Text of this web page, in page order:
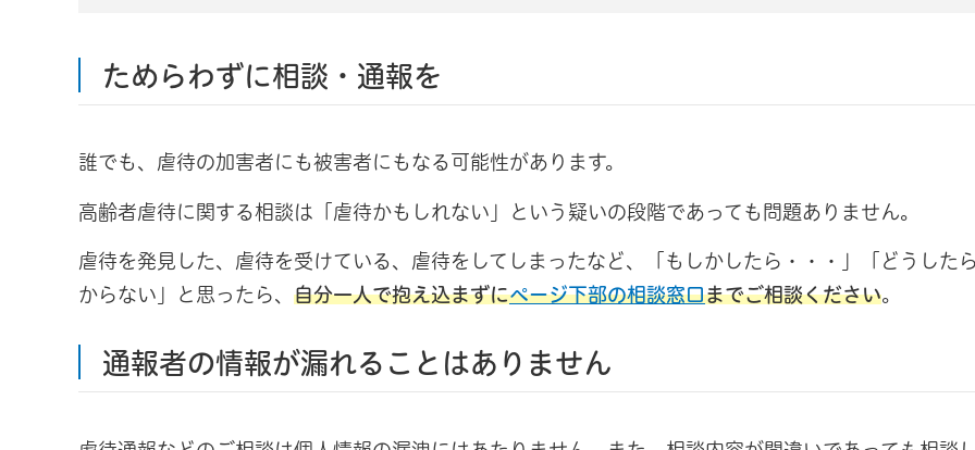
ためらわずに相談・通報を
誰でも、虐待の加害者にも被害者にもなる可能性があります。
高齢者虐待に関する相談は「虐待かもしれない」という疑いの段階であっても問題ありません。
虐待を発見した、虐待を受けている、虐待をしてしまったなど、「もしかしたら・・・」「どうした
からない」と思ったら、 自分一人で抱え込まずにページ下部の相談窓口までご相談ください。
通報者の情報が漏れることはありません